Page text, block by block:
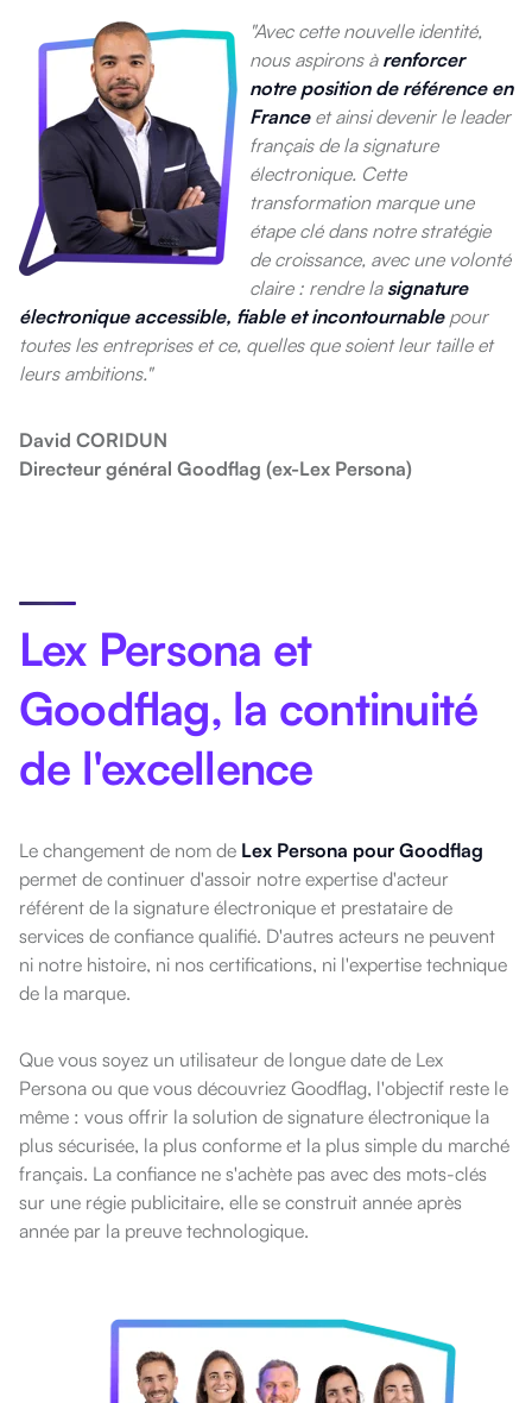
"Avec cette nouvelle identité,
nous aspirons à renforcer
notre position de référence en
Franceet ainsi devenir le leader
français de la signature
électronique. Cette
transformation marque une
étape clé dans notre stratégie
de croissance, avec une volonté
claire : rendre la signature
électronique accessible, fiable et incontournablepour
toutes les entreprises et ce, quelles que soient leur taille et
leurs ambitions."
David CORIDUN
Directeur général Goodflag (ex-Lex Persona)
Lex Persona et
Goodflag, la continuité
de l'excellence
Le changement de nom de Lex Persona pour Goodflag
permet de continuer d'assoir notre expertise d'acteur
référent de la signature électronique et prestataire de
services de confiance qualifié. D'autres acteurs ne peuvent
ni notre histoire, ni nos certifications, ni l'expertise technique
de la marque.
Que vous soyez un utilisateur de longue date de Lex
Persona ou que vous découvriez Goodflag, l'objectif reste le
même : vous offrir la solution de signature électronique la
plus sécurisée, la plus conforme et la plus simple du marché
français. La confiance ne s'achète pas avec des mots-clés
sur une régie publicitaire, elle se construit année après
année par la preuve technologique.